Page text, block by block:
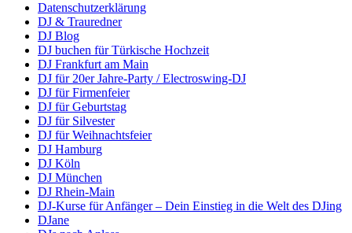
Datenschutzerklärung
DJ & Trauredner
DJ Blog
DJ buchen für Türkische Hochzeit
DJ Frankfurt am Main
DJ für 20er Jahre-Party / Electroswing-DJ
DJ für Firmenfeier
DJ für Geburtstag
DJ für Silvester
DJ für Weihnachtsfeier
DJ Hamburg
DJ Köln
DJ München
DJ Rhein-Main
DJ-Kurse für Anfänger – Dein Einstieg in die Welt des DJing
DJane